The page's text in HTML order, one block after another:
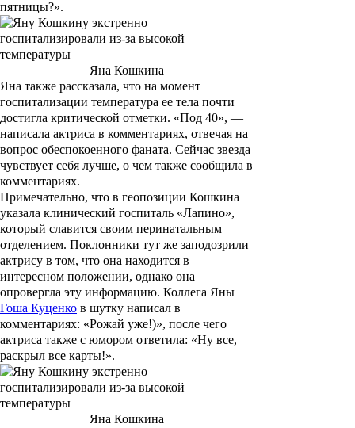
пятницы?».
Яна Кошкина
Яна также рассказала, что на момент
госпитализации температура ее тела почти
достигла критической отметки. «Под 40», —
написала актриса в комментариях, отвечая на
вопрос обеспокоенного фаната. Сейчас звезда
чувствует себя лучше, о чем также сообщила в
комментариях.
Примечательно, что в геопозиции Кошкина
указала клинический госпиталь «Лапино»,
который славится своим перинатальным
отделением. Поклонники тут же заподозрили
актрису в том, что она находится в
интересном положении, однако она
опровергла эту информацию. Коллега Яны
Гоша Куценко в шутку написал в
комментариях: «Рожай уже!)», после чего
актриса также с юмором ответила: «Ну все,
раскрыл все карты!».
Яна Кошкина